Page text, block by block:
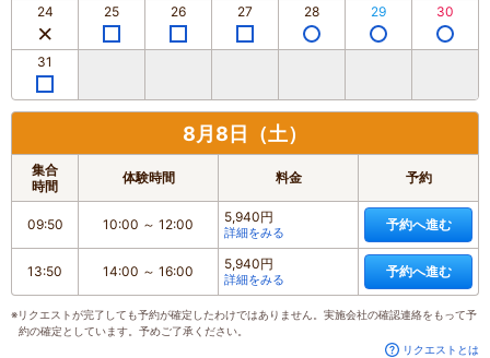
24 25 26 27 28 29 30
31
8月8日（土）
集合
時間
体験時間 料金 予約
09:50 10:00 ～ 12:00 5,940円
詳細をみる 予約へ進む
13:50 14:00 ～ 16:00 5,940円
詳細をみる 予約へ進む
※リクエストが完了しても予約が確定したわけではありません。実施会社の確認連絡をもって予
約の確定としています。予めご了承ください。
リクエストとは